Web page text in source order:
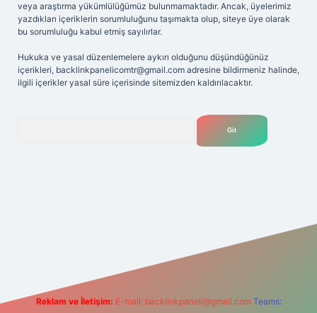
veya araştırma yükümlülüğümüz bulunmamaktadır. Ancak, üyelerimiz
yazdıkları içeriklerin sorumluluğunu taşımakta olup, siteye üye olarak
bu sorumluluğu kabul etmiş sayılırlar.
Hukuka ve yasal düzenlemelere aykırı olduğunu düşündüğünüz
içerikleri, backlinkpanelicomtr@gmail.com adresine bildirmeniz halinde,
ilgili içerikler yasal süre içerisinde sitemizden kaldırılacaktır.
Reklam ve İletişim: E-mail: backlinkpaneli@gmail.com Teams: